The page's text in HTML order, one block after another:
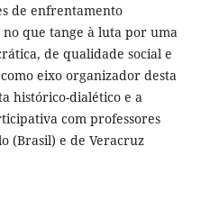
de enfrentamento
no que tange à luta por uma
de qualidade social e
eixo organizador desta
histórico-dialético e a
com professores
(Brasil) e de Veracruz